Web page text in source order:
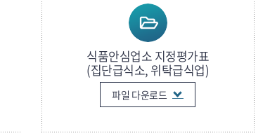
식품안심업소 지정평가표
(집단급식소, 위탁급식업)
파일 다운로드